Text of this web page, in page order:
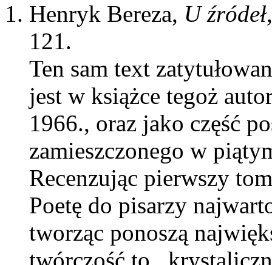
Henryk Bereza, U źródeł
121.
Ten sam text
jest w książce tegoż
1966., oraz jako część
zamieszczonego w
Recenzując pierwszy
Poetę do pisarzy
tworząc ponoszą